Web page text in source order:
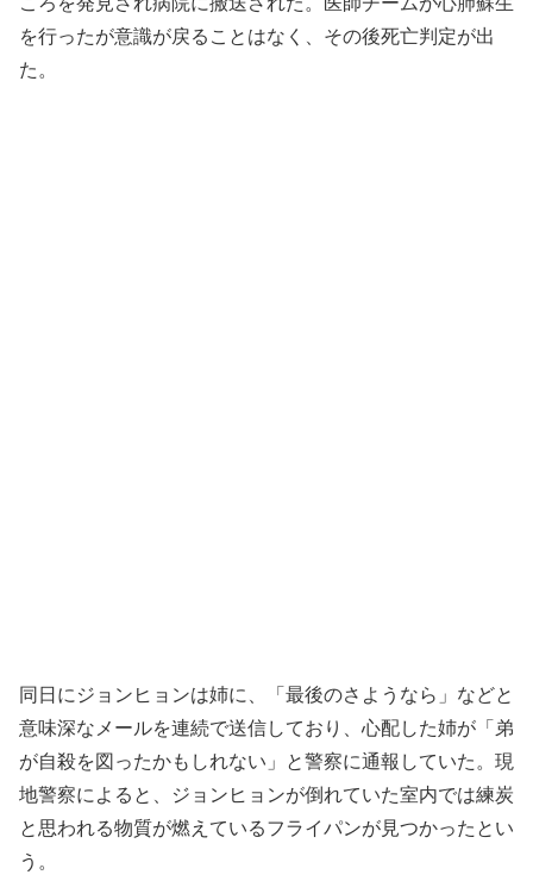
を行ったが意識が戻ることはなく、その後死亡判定が出
た。
同日にジョンヒョンは姉に、「最後のさようなら」などと
意味深なメールを連続で送信しており、心配した姉が「弟
が自殺を図ったかもしれない」と警察に通報していた。現
地警察によると、ジョンヒョンが倒れていた室内では練炭
と思われる物質が燃えているフライパンが見つかったとい
う。